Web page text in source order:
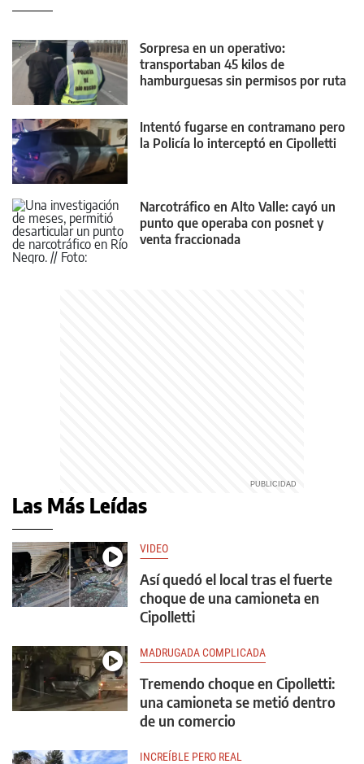
Sorpresa en un operativo:
transportaban 45 kilos de
hamburguesas sin permisos por ruta
Intentó fugarse en contramano pero
la Policía lo interceptó en Cipolletti
Narcotráfico en Alto Valle: cayó un
punto que operaba con posnet y
venta fraccionada
Las Más Leídas
VIDEO
Así quedó el local tras el fuerte
choque de una camioneta en
Cipolletti
MADRUGADA COMPLICADA
Tremendo choque en Cipolletti:
una camioneta se metió dentro
de un comercio
INCREÍBLE PERO REAL